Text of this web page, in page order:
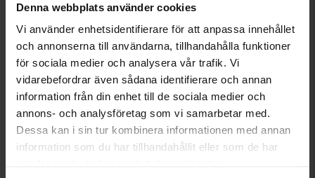
Denna webbplats använder cookies
Vi använder enhetsidentifierare för att anpassa innehållet
och annonserna till användarna, tillhandahålla funktioner
för sociala medier och analysera vår trafik. Vi
vidarebefordrar även sådana identifierare och annan
information från din enhet till de sociala medier och
annons- och analysföretag som vi samarbetar med.
Dessa kan i sin tur kombinera informationen med annan
information som du har tillhandahållit eller som de har
Matchande produkter och andra varianter